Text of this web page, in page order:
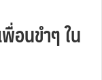
อนขำๆ ใน